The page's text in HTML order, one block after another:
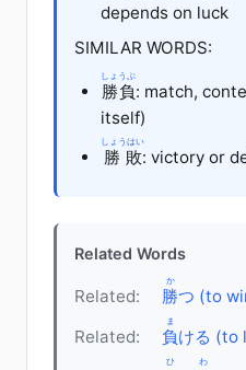
depends on luck
SIMILAR WORDS:
勝負
しょうぶ
: match,
itself)
勝敗
しょうはい
: victory or
Related Words
Related: 勝
か
つ (to
Related:
負
ま
ける (to
ひ わ